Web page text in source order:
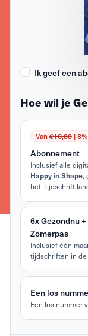
Ik geef een
Hoe wil je
Van€10,88|
Abonnement
Inclusief alle
Happy in Shape,
het
6x Gezondnu
Zomerpas
Inclusief één
tijdschriften in
Een los
Een los nummer